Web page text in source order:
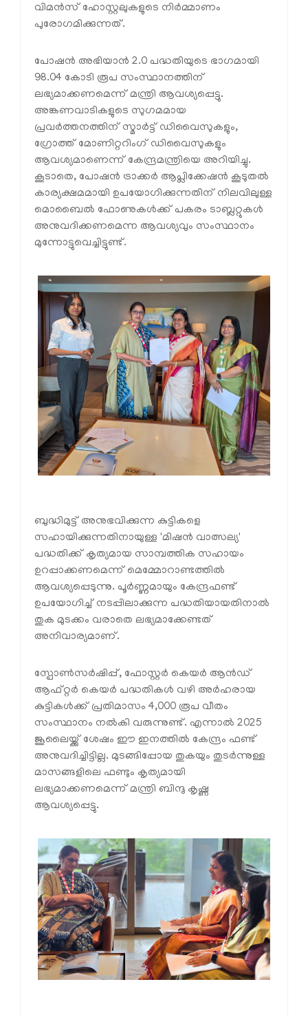
വിമൻസ് ഹോസ്റ്റലുകളുടെ നിർമ്മാണം
പുരോഗമിക്കുന്നത്.
പോഷൻ അഭിയാൻ 2.0 പദ്ധതിയുടെ ഭാഗമായി
98.04 കോടി രൂപ സംസ്ഥാനത്തിന്
ലഭ്യമാക്കണമെന്ന് മന്ത്രി ആവശ്യപ്പെട്ടു.
അങ്കണവാടികളുടെ സുഗമമായ
പ്രവർത്തനത്തിന് സ്മാർട്ട് ഡിവൈസുകളും,
ഗ്രോത്ത് മോണിറ്ററിംഗ് ഡിവൈസുകളും
ആവശ്യമാണെന്ന് കേന്ദ്രമന്ത്രിയെ അറിയിച്ചു.
കൂടാതെ, പോഷൻ ട്രാക്കർ ആപ്ലിക്കേഷൻ കൂടുതൽ
കാര്യക്ഷമമായി ഉപയോഗിക്കുന്നതിന് നിലവിലുള്ള
മൊബൈൽ ഫോണുകൾക്ക് പകരം ടാബ്ലറ്റുകൾ
അനുവദിക്കണമെന്ന ആവശ്യവും സംസ്ഥാനം
മുന്നോട്ടുവെച്ചിട്ടുണ്ട്.
ബുദ്ധിമുട്ട് അനുഭവിക്കുന്ന കുട്ടികളെ
സഹായിക്കുന്നതിനായുള്ള 'മിഷൻ വാത്സല്യ'
പദ്ധതിക്ക് കൃത്യമായ സാമ്പത്തിക സഹായം
ഉറപ്പാക്കണമെന്ന് മെമ്മോറാണ്ടത്തിൽ
ആവശ്യപ്പെടുന്നു. പൂർണ്ണമായും കേന്ദ്രഫണ്ട്
ഉപയോഗിച്ച് നടപ്പിലാക്കുന്ന പദ്ധതിയായതിനാൽ
തുക മുടക്കം വരാതെ ലഭ്യമാക്കേണ്ടത്
അനിവാര്യമാണ്.
സ്പോൺസർഷിപ്പ്, ഫോസ്റ്റർ കെയർ ആൻഡ്
ആഫ്റ്റർ കെയർ പദ്ധതികൾ വഴി അർഹരായ
കുട്ടികൾക്ക് പ്രതിമാസം 4,000 രൂപ വീതം
സംസ്ഥാനം നൽകി വരുന്നുണ്ട്. എന്നാൽ 2025
ജൂലൈയ്ക്ക് ശേഷം ഈ ഇനത്തിൽ കേന്ദ്രം ഫണ്ട്
അനുവദിച്ചിട്ടില്ല. മുടങ്ങിപ്പോയ തുകയും തുടർന്നുള്ള
മാസങ്ങളിലെ ഫണ്ടും കൃത്യമായി
ലഭ്യമാക്കണമെന്ന് മന്ത്രി ബിന്ദു കൃഷ്ണ
ആവശ്യപ്പെട്ടു.